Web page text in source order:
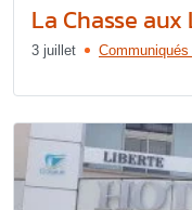
La Chasse
3 juillet